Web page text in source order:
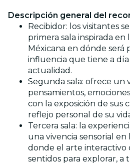
Descripción general del
Recibidor: los visitantes
primera sala inspirada en
Méxicana en dónde será
influencia que tiene a
actualidad.
Segunda sala: ofrece un
pensamientos,
con la exposición de sus
reflejo personal de su
Tercera sala: la
una vivencia sensorial en
donde el arte interactivo
sentidos para explorar, a